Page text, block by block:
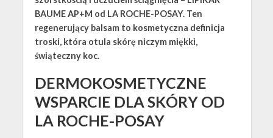
BAUME AP+M od LA ROCHE-POSAY. Ten
regenerujący balsam to kosmetyczna definicja
troski, która otula skórę niczym miękki,
świąteczny koc.
DERMOKOSMETYCZNE
WSPARCIE DLA SKÓRY OD
LA ROCHE-POSAY